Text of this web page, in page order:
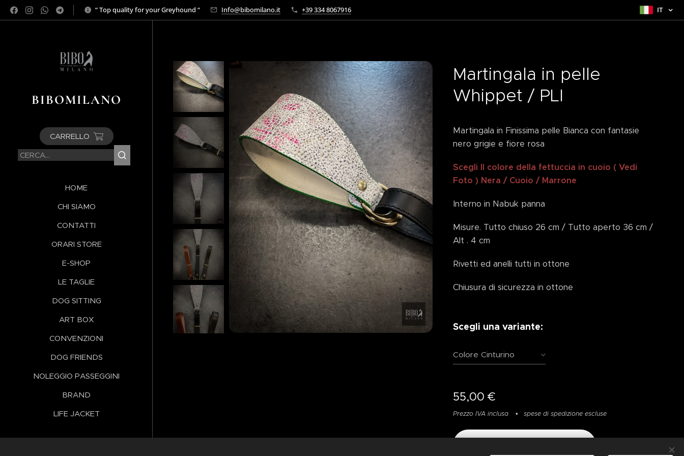
“ Top quality for your Greyhound “ Info@bibomilano.it +39 334 8067916 IT
BIBOMILANO
CARRELLO
HOME
CHI SIAMO
CONTATTI
ORARI STORE
E-SHOP
LE TAGLIE
DOG SITTING
ART BOX
CONVENZIONI
DOG FRIENDS
NOLEGGIO PASSEGGINI
BRAND
LIFE JACKET
Martingala in pelle
Whippet / PLI
Martingala in Finissima pelle Bianca con fantasie
nero grigie e fiore rosa
Scegli Il colore della fettuccia in cuoio ( Vedi
Foto ) Nera / Cuoio / Marrone
Interno in Nabuk panna
Misure. Tutto chiuso 26 cm / Tutto aperto 36 cm /
Alt . 4 cm
Rivetti ed anelli tutti in ottone
Chiusura di sicurezza in ottone
Scegli una variante:
Colore Cinturino
55,00 €
Prezzo IVA inclusa spese di spedizione escluse